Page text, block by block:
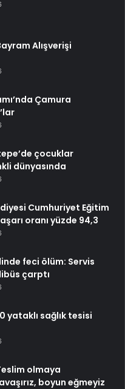
Alışverişi
Çamura
çocuklar
dünyasında
Cumhuriyet Eğitim
oranı yüzde 94,3
feci ölüm: Servis
çarptı
yataklı sağlık tesisi
olmaya
boyun eğmeyiz